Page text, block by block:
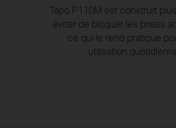
Tapo P110M est construit
éviter de bloquer les prises
ce qui le rend pratique
utilisation